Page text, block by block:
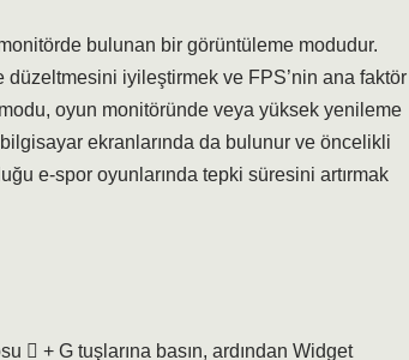
bulunan bir görüntüleme modudur.
iyileştirmek ve FPS’nin ana faktör
oyun monitöründe veya yüksek yenileme
ekranlarında da bulunur ve öncelikli
e-spor oyunlarında tepki süresini artırmak
 + G tuşlarına basın, ardından Widget